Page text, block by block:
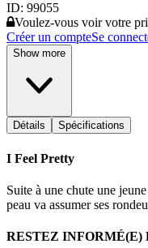
ID: 99055
Voulez-vous voir votre
Créer un compteSe
Show more
Détails Spécifications
I Feel Pretty
Suite à une chute une
peau va assumer ses
RESTEZ INFORMÉ(E)